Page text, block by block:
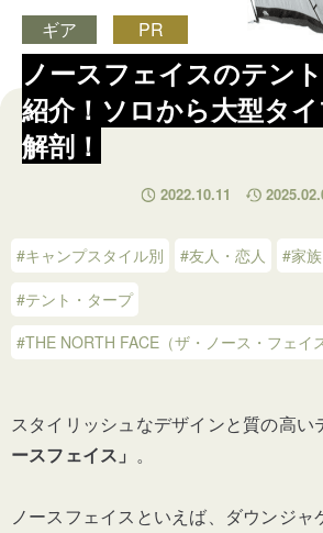
ギア PR
ノースフェイスのテン
紹介！ソロから大型タ
解剖！
2022.10.11
#キャンプスタイル別 #友人・恋人 #家族
#テント・タープ
#THE NORTH FACE（ザ・ノース・フェイス
スタイリッシュなデザインと質の高い
ースフェイス」 。
ノースフェイスといえば、ダウンジ